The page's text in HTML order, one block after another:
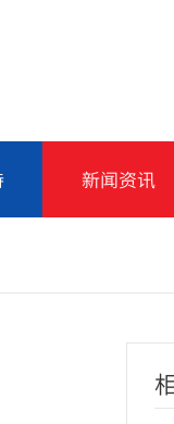
新闻资讯